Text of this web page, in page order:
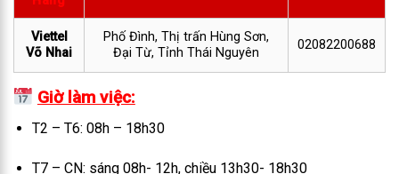
Viettel
Võ Nhai
Phố Đình, Thị trấn Hùng Sơn,
Đại Từ, Tỉnh Thái Nguyên
02082200688
Giờ làm việc:
T2 – T6: 08h – 18h30
T7 – CN: sáng 08h- 12h, chiều 13h30- 18h30